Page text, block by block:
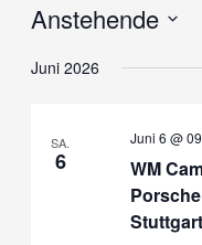
Veranstaltungen
Anstehende
wählen.
Juni 2026
SA.
6
WM
Juni 6 @